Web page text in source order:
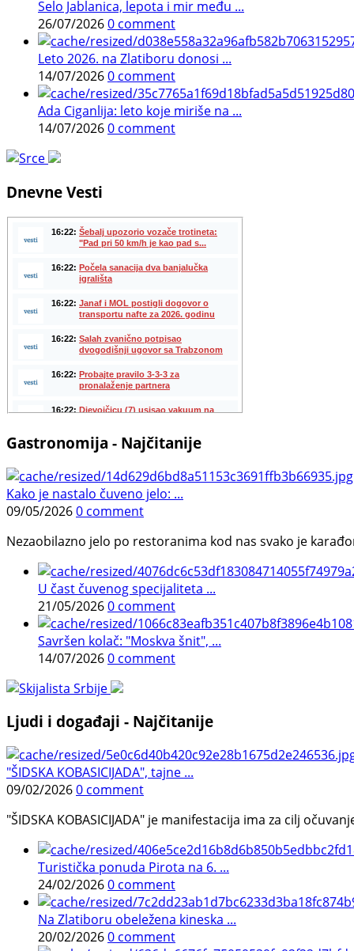
Selo Jablanica, lepota i mir među ...
26/07/20260 comment
Leto 2026. na Zlatiboru donosi ...
14/07/20260 comment
Ada Ciganlija: leto koje miriše na ...
14/07/20260 comment
Dnevne Vesti
Gastronomija - Najčitanije
Kako je nastalo čuveno jelo: ...
09/05/20260 comment
Nezaobilazno jelo po restoranima kod nas svako je
U čast čuvenog specijaliteta ...
21/05/20260 comment
Savršen kolač: "Moskva šnit", ...
14/07/20260 comment
Ljudi i događaji - Najčitanije
"ŠIDSKA KOBASICIJADA", tajne ...
09/02/20260 comment
"ŠIDSKA KOBASICIJADA" je manifestacija ima za cilj
Turistička ponuda Pirota na 6. ...
24/02/20260 comment
Na Zlatiboru obeležena kineska ...
20/02/20260 comment